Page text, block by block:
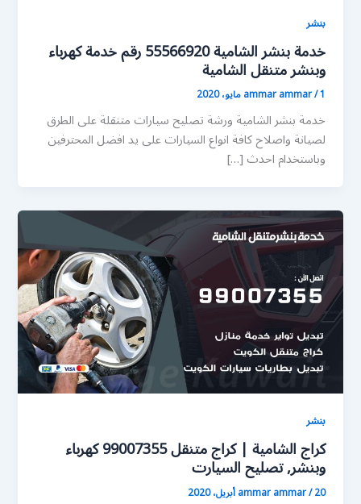
بنشر
خدمة بنشر الشامية 55566920 رقم خدمة كهرباء
وبنشر متنقل الشامية
ammar ammar/1 مايو، 2020
خدمة بنشر الشامية ورشة تصليح سيارات متنقلة على الطرق
لصيانة واصلاح كافة انواع السيارات على يد افضل المحترفين
وباستخدام احدث […]
بنشر
كراج الشامية | كراج متنقل 99007355 كهرباء
وبنشر, تصليح السيارت
ammar ammar/20 أبريل، 2020